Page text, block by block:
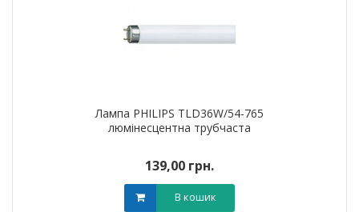
Лампа PHILIPS TLD36W/54-765
люмінесцентна трубчаста
139,00 грн.
В кошик